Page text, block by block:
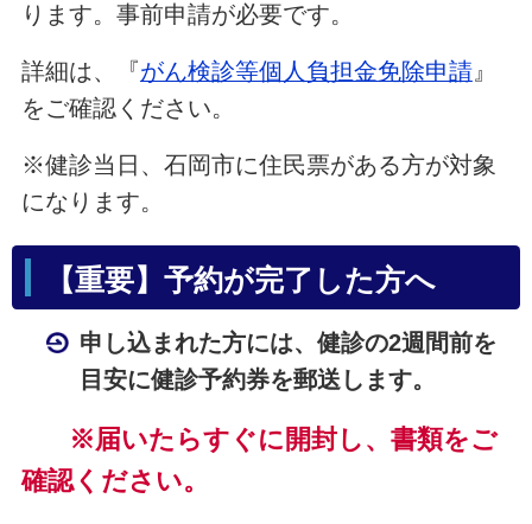
ります。事前申請が必要です。
詳細は、『がん検診等個人負担金免除申請』
をご確認ください。
※健診当日、石岡市に住民票がある方が対象
になります。
【重要】予約が完了した方へ
申し込まれた方には、 健診の2週間前を
目安に健診予約券を郵送します。
※届いたらすぐに開封し、書類をご
確認ください。